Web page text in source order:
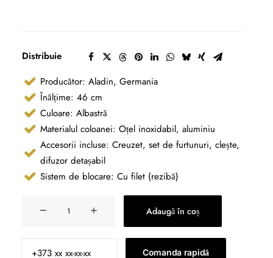
Distribuie
Producător: Aladin, Germania
Înălțime: 46 cm
Culoare: Albastră
Materialul coloanei: Oțel inoxidabil, aluminiu
Accesorii incluse: Creuzet, set de furtunuri, clește,
difuzor detașabil
Sistem de blocare: Cu filet (rezibă)
MVP
Adaugă în coș
Comanda rapidă